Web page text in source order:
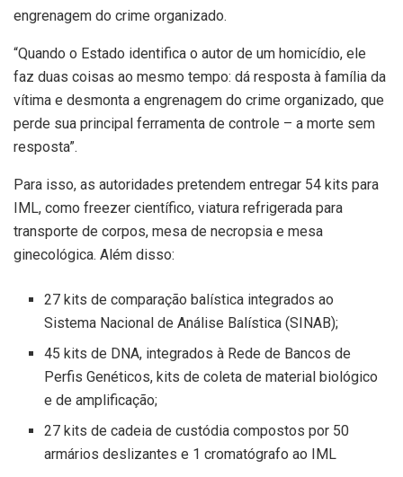
engrenagem do crime organizado.
“Quando o Estado identifica o autor de um homicídio, ele
faz duas coisas ao mesmo tempo: dá resposta à família da
vítima e desmonta a engrenagem do crime organizado, que
perde sua principal ferramenta de controle – a morte sem
resposta”.
Para isso, as autoridades pretendem entregar 54 kits para
IML, como freezer científico, viatura refrigerada para
transporte de corpos, mesa de necropsia e mesa
ginecológica. Além disso:
27 kits de comparação balística integrados ao
Sistema Nacional de Análise Balística (SINAB);
45 kits de DNA, integrados à Rede de Bancos de
Perfis Genéticos, kits de coleta de material biológico
e de amplificação;
27 kits de cadeia de custódia compostos por 50
armários deslizantes e 1 cromatógrafo ao IML